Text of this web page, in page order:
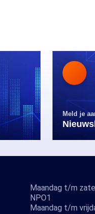
Meld je
Maandag t/m
NPO1
Maandag t/m